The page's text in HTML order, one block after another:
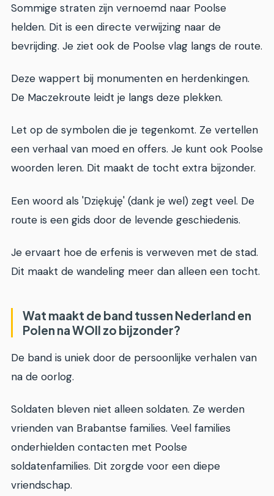
Sommige straten zijn vernoemd naar Poolse
helden. Dit is een directe verwijzing naar de
bevrijding. Je ziet ook de Poolse vlag langs de route.
Deze wappert bij monumenten en herdenkingen.
De Maczekroute leidt je langs deze plekken.
Let op de symbolen die je tegenkomt. Ze vertellen
een verhaal van moed en offers. Je kunt ook Poolse
woorden leren. Dit maakt de tocht extra bijzonder.
Een woord als 'Dziękuję' (dank je wel) zegt veel. De
route is een gids door de levende geschiedenis.
Je ervaart hoe de erfenis is verweven met de stad.
Dit maakt de wandeling meer dan alleen een tocht.
Wat maakt de band tussen Nederland en
Polen na WOII zo bijzonder?
De band is uniek door de persoonlijke verhalen van
na de oorlog.
Soldaten bleven niet alleen soldaten. Ze werden
vrienden van Brabantse families. Veel families
onderhielden contacten met Poolse
soldatenfamilies. Dit zorgde voor een diepe
vriendschap.